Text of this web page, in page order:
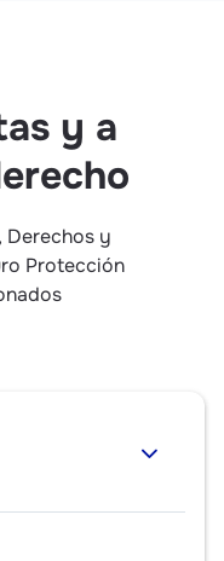
y a
Derechos y
Protección